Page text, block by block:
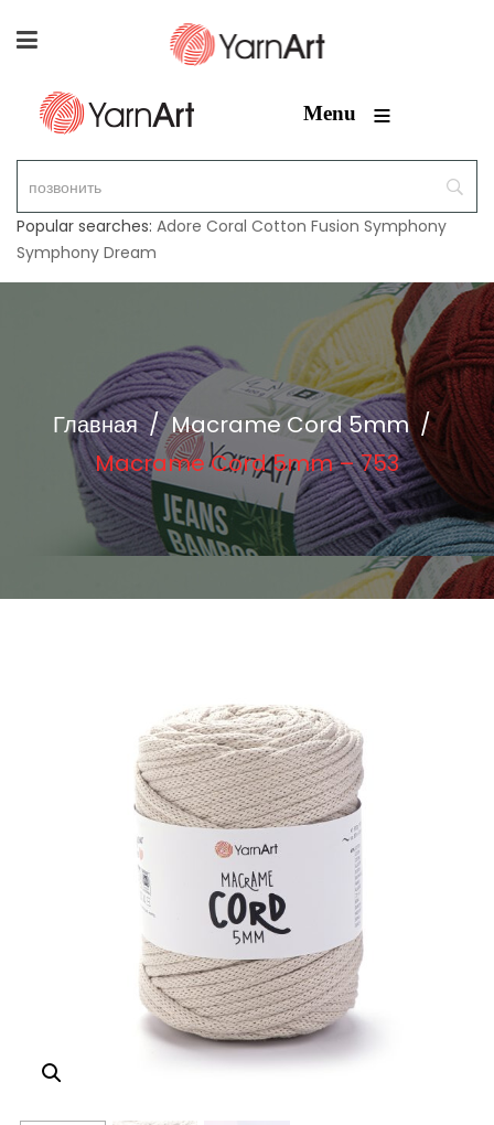
Menu ≡
Popular searches: Adore Coral Cotton Fusion Symphony
Symphony Dream
Главная / Macrame Cord 5mm /
Macrame Cord 5mm – 753